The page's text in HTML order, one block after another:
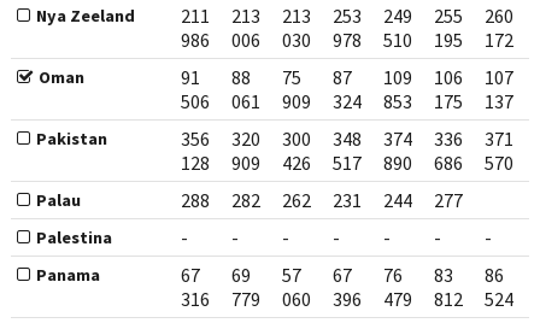
Nya Zeeland
211
986
213
006
213
030
253
978
249
510
255
195
260
172
Oman
91
506
88
061
75
909
87
324
109
853
106
175
107
137
Pakistan
356
128
320
909
300
426
348
517
374
890
336
686
371
570
Palau 288 282 262 231 244 277
Palestina - - - - - - -
Panama
67
316
69
779
57
060
67
396
76
479
83
812
86
524